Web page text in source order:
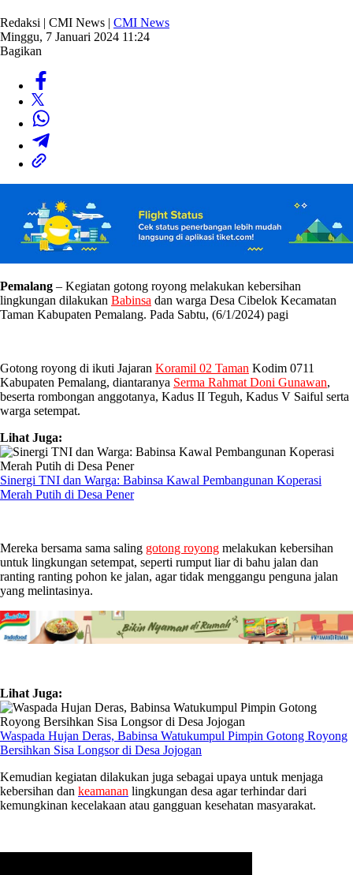
Redaksi | CMI News | CMI News
Minggu, 7 Januari 2024 11:24
Bagikan
Pemalang – Kegiatan gotong royong melakukan kebersihan
lingkungan dilakukan Babinsa dan warga Desa Cibelok Kecamatan
Taman Kabupaten Pemalang. Pada Sabtu, (6/1/2024) pagi
Gotong royong di ikuti Jajaran Koramil 02 Taman Kodim 0711
Kabupaten Pemalang, diantaranya Serma Rahmat Doni Gunawan,
beserta rombongan anggotanya, Kadus II Teguh, Kadus V Saiful serta
warga setempat.
Lihat Juga:
Sinergi TNI dan Warga: Babinsa Kawal Pembangunan Koperasi
Merah Putih di Desa Pener
Mereka bersama sama saling gotong royong melakukan kebersihan
untuk lingkungan setempat, seperti rumput liar di bahu jalan dan
ranting ranting pohon ke jalan, agar tidak menggangu penguna jalan
yang melintasinya.
Lihat Juga:
Waspada Hujan Deras, Babinsa Watukumpul Pimpin Gotong Royong
Bersihkan Sisa Longsor di Desa Jojogan
Kemudian kegiatan dilakukan juga sebagai upaya untuk menjaga
kebersihan dan keamanan lingkungan desa agar terhindar dari
kemungkinan kecelakaan atau gangguan kesehatan masyarakat.